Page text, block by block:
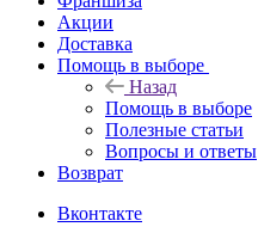
Акции
Доставка
Помощь в выборе
Назад
Помощь в выборе
Полезные статьи
Вопросы и ответы
Возврат
Вконтакте